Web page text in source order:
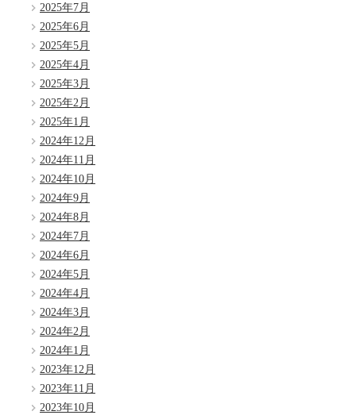
2025年7月
2025年6月
2025年5月
2025年4月
2025年3月
2025年2月
2025年1月
2024年12月
2024年11月
2024年10月
2024年9月
2024年8月
2024年7月
2024年6月
2024年5月
2024年4月
2024年3月
2024年2月
2024年1月
2023年12月
2023年11月
2023年10月